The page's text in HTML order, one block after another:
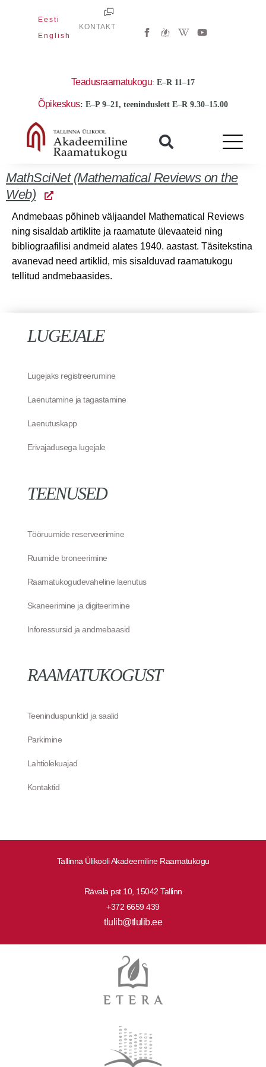
Eesti
English
KONTAKT
W
i
d
-
Y
o
Teadusraamatukogu:E–R 11–17
Õpikeskus: E–P 9–21, teeninduslett E–R 9.30–15.00
MathSciNet (Mathematical Reviews on the
Web)
Andmebaas põhineb väljaandel Mathematical Reviews
ning sisaldab artiklite ja raamatute ülevaateid ning
bibliograafilisi andmeid alates 1940. aastast. Täsitekstina
avanevad need artiklid, mis sisalduvad raamatukogu
tellitud andmebaasides.
Tallinna Ülikooli Akadeemiline Raamatukogu
Rävala pst 10, 15042 Tallinn
+372 6659 439
tlulib@tlulib.ee
LUGEJALE
Lugejaks registreerumine
Laenutamine ja tagastamine
Laenutuskapp
Erivajadusega lugejale
TEENUSED
Tööruumide reserveerimine
Ruumide broneerimine
Raamatukogudevaheline laenutus
Skaneerimine ja digiteerimine
Inforessursid ja andmebaasid
RAAMATUKOGUST
Teeninduspunktid ja saalid
Parkimine
Lahtiolekuajad
Kontaktid